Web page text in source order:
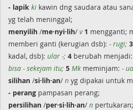
- lapik ki kawin dng saudara atau
yg telah meninggal;
menyilih /me·nyi·lih/ v 1 mengganti;
memberi ganti (kerugian dsb): - rugi; 3
kadal, dsb): ular -; 4 berubah menjadi:
bisa - sekejam itu; 5 Mk meminjam: -
silihan /si·lih·an/ n yg dipakai untuk
- perang pampasan perang;
persilihan /per·si·lih·an/ n